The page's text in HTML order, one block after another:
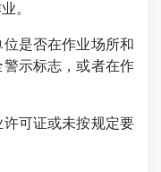
。
是否在作业场所和
示标志，或者在作
可证或未按规定要